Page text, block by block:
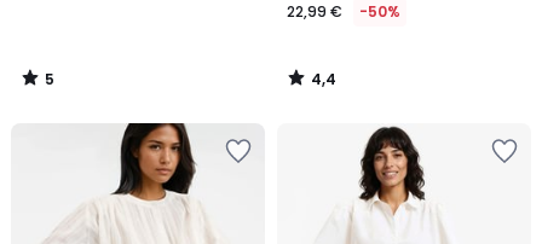
5
/
22,99 € -50%
4,4
/